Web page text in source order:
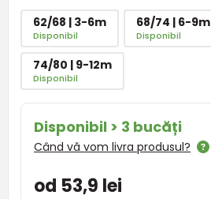
62/68 | 3-6m
Disponibil
68/74 | 6-9m
Disponibil
74/80 | 9-12m
Disponibil
Disponibil > 3 bucăți
Când vă vom livra produsul?
od 53,9 lei